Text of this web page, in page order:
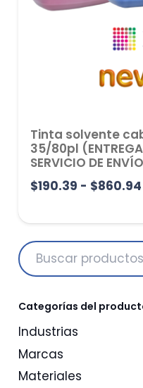
Tinta solvente
35/80pl (ENTREGA
SERVICIO DE
$190.39 - $860.94
Buscar
por:
Categorías del
Industrias
Marcas
Materiales